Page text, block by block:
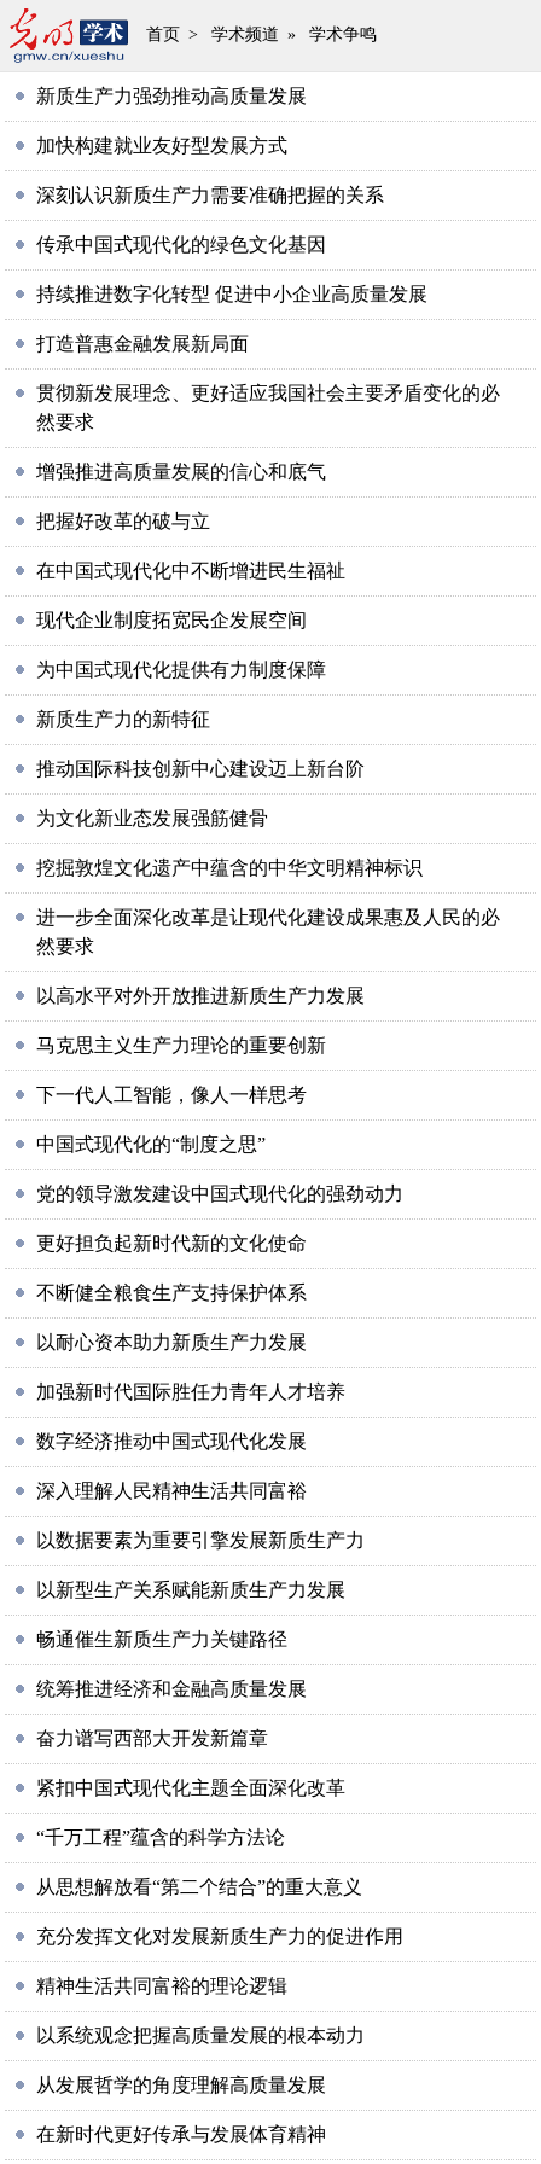
首页 > 学术频道 » 学术争鸣
新质生产力强劲推动高质量发展
加快构建就业友好型发展方式
深刻认识新质生产力需要准确把握的关系
传承中国式现代化的绿色文化基因
持续推进数字化转型 促进中小企业高质量发展
打造普惠金融发展新局面
贯彻新发展理念、更好适应我国社会主要矛盾变化的必
然要求
增强推进高质量发展的信心和底气
把握好改革的破与立
在中国式现代化中不断增进民生福祉
现代企业制度拓宽民企发展空间
为中国式现代化提供有力制度保障
新质生产力的新特征
推动国际科技创新中心建设迈上新台阶
为文化新业态发展强筋健骨
挖掘敦煌文化遗产中蕴含的中华文明精神标识
进一步全面深化改革是让现代化建设成果惠及人民的必
然要求
以高水平对外开放推进新质生产力发展
马克思主义生产力理论的重要创新
下一代人工智能，像人一样思考
中国式现代化的“制度之思”
党的领导激发建设中国式现代化的强劲动力
更好担负起新时代新的文化使命
不断健全粮食生产支持保护体系
以耐心资本助力新质生产力发展
加强新时代国际胜任力青年人才培养
数字经济推动中国式现代化发展
深入理解人民精神生活共同富裕
以数据要素为重要引擎发展新质生产力
以新型生产关系赋能新质生产力发展
畅通催生新质生产力关键路径
统筹推进经济和金融高质量发展
奋力谱写西部大开发新篇章
紧扣中国式现代化主题全面深化改革
“千万工程”蕴含的科学方法论
从思想解放看“第二个结合”的重大意义
充分发挥文化对发展新质生产力的促进作用
精神生活共同富裕的理论逻辑
以系统观念把握高质量发展的根本动力
从发展哲学的角度理解高质量发展
在新时代更好传承与发展体育精神